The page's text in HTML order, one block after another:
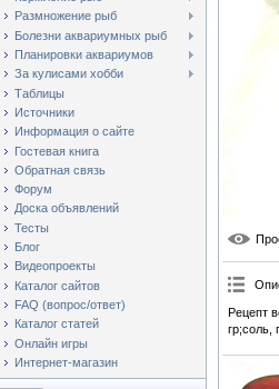
Размножение рыб
Болезни аквариумных рыб
Планировки аквариумов
За кулисами хобби
Таблицы
Источники
Информация о сайте
Гостевая книга
Обратная связь
Форум
Доска объявлений
Тесты
Блог
Видеопроекты
Каталог сайтов
FAQ (вопрос/ответ)
Каталог статей
Онлайн игры
Интернет-магазин
Рецепт
гр;соль,